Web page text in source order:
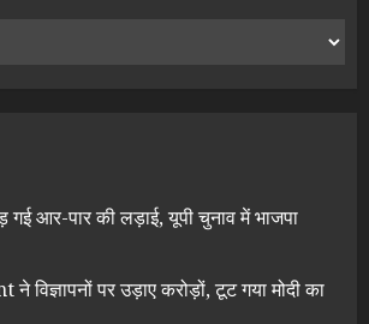
आर-पार की लड़ाई, यूपी चुनाव में भाजपा
पर उड़ाए करोड़ों, टूट गया मोदी का